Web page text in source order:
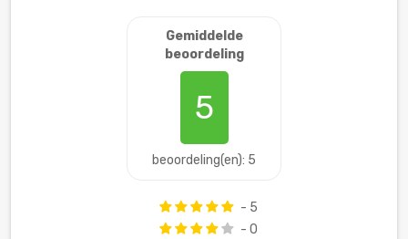
Gemiddelde
beoordeling
5
beoordeling(en): 5
- 5
- 0